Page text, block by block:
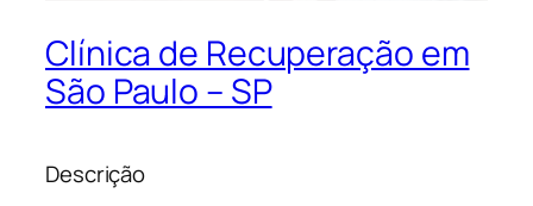
Clínica de Recuperação em
São Paulo – SP
Descrição